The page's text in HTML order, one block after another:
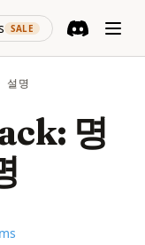
SALE
(opens in a
설명
명